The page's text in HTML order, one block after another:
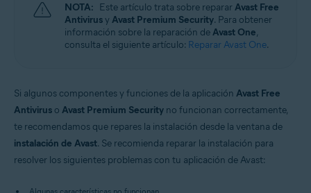
Avast Premium Security
Avast Free Antivirus
NOTA: Este artículo trata sobre repararAvast Free
Antivirusy Avast Premium Security. Para obtener
información sobre la reparación deAvast One,
consulta el siguiente artículo: Reparar Avast One.
Si algunos componentes y funciones de la aplicación Avast Free
Antivirus o Avast Premium Security no funcionan correctamente,
te recomendamos que repares la instalación desde la ventana de
instalación de Avast. Se recomienda reparar la instalación para
resolver los siguientes problemas con tu aplicación de Avast: